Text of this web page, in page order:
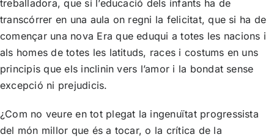
treballadora, que si l’educació dels infants ha de
transcórrer en una aula on regni la felicitat, que si ha de
començar una nova Era que eduqui a totes les nacions i
als homes de totes les latituds, races i costums en uns
principis que els inclinin vers l’amor i la bondat sense
excepció ni prejudicis.
¿Com no veure en tot plegat la ingenuïtat progressista
del món millor que és a tocar, o la crítica de la